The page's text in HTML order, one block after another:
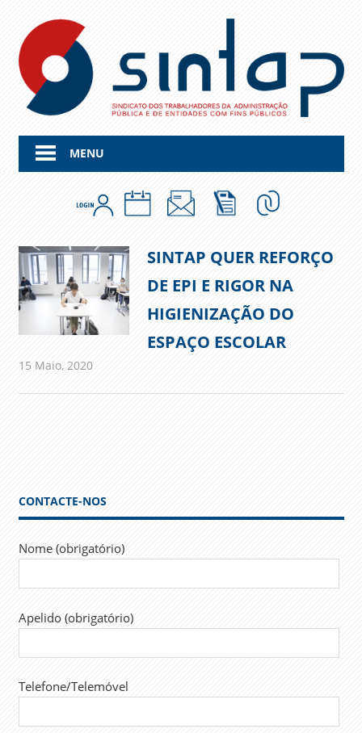
content
MENU
SINTAP QUER REFORÇO
DE EPI E RIGOR NA
HIGIENIZAÇÃO DO
ESPAÇO ESCOLAR
15 Maio, 2020admin
Comunicados
CONTACTE-NOS
Nome (obrigatório)
Apelido (obrigatório)
Telefone/Telemóvel